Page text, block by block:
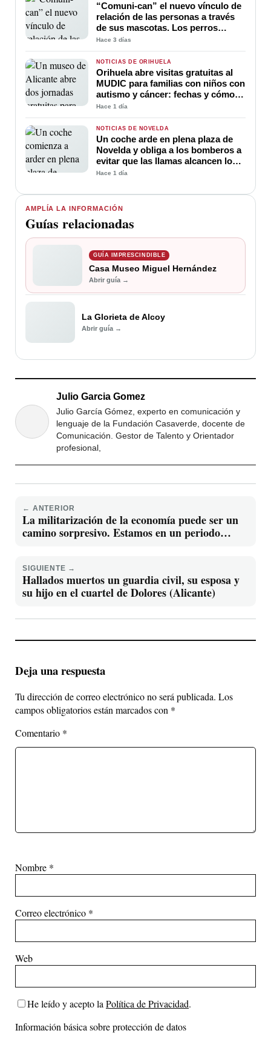
AMPLÍA LA INFORMACIÓN
Guías relacionadas
GUÍA IMPRESCINDIBLE
Casa Museo Miguel Hernández
Abrir guía →
La Glorieta de Alcoy
Abrir guía →
“Comuni-can” el nuevo vínculo de
relación de las personas a través
de sus mascotas. Los perros
ayudan a la comunicación entre
sus amos
Hace 3 días
NOTICIAS DE ORIHUELA
Orihuela abre visitas gratuitas al
MUDIC para familias con niños con
autismo y cáncer: fechas y cómo
participar
Hace 1 día
NOTICIAS DE NOVELDA
Un coche arde en plena plaza de
Novelda y obliga a los bomberos a
evitar que las llamas alcancen los
edificios
Hace 1 día
Julio Garcia Gomez
Julio García Gómez, experto en comunicación y
lenguaje de la Fundación Casaverde, docente de
Comunicación. Gestor de Talento y Orientador
profesional,
← ANTERIOR
La militarización de la economía puede ser un
camino sorpresivo. Estamos en un periodo
SIGUIENTE →
Hallados muertos un guardia civil, su esposa y
su hijo en el cuartel de Dolores (Alicante)
Deja una respuesta
Tu dirección de correo electrónico no será publicada. Los
campos obligatorios están marcados con *
Comentario *
Nombre *
Correo electrónico *
Web
He leído y acepto la Política de Privacidad.
Información básica sobre protección de datos